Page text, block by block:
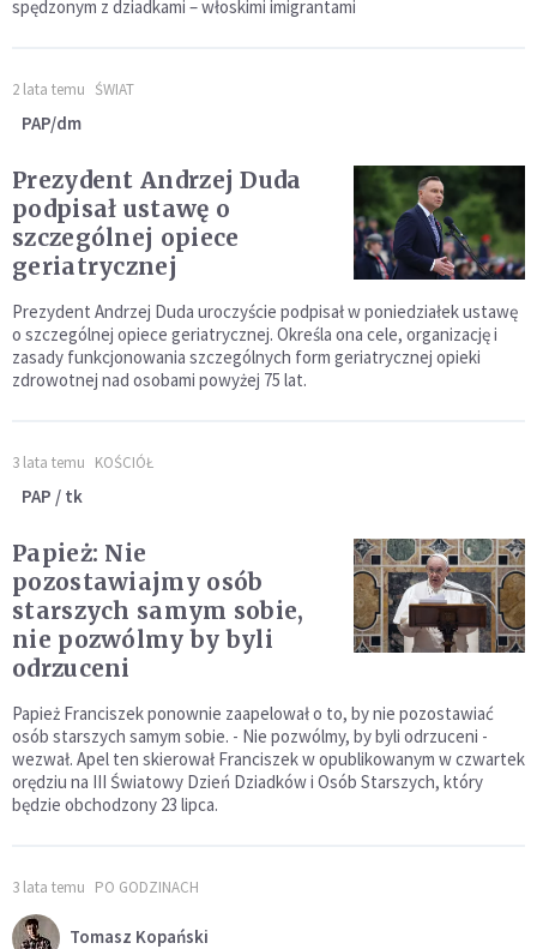
spędzonym z dziadkami – włoskimi imigrantami
2 lata temu ŚWIAT
PAP/dm
Prezydent Andrzej Duda
podpisał ustawę o
szczególnej opiece
geriatrycznej
Prezydent Andrzej Duda uroczyście podpisał w poniedziałek ustawę
o szczególnej opiece geriatrycznej. Określa ona cele, organizację i
zasady funkcjonowania szczególnych form geriatrycznej opieki
zdrowotnej nad osobami powyżej 75 lat.
3 lata temu KOŚCIÓŁ
PAP / tk
Papież: Nie
pozostawiajmy osób
starszych samym sobie,
nie pozwólmy by byli
odrzuceni
Papież Franciszek ponownie zaapelował o to, by nie pozostawiać
osób starszych samym sobie. - Nie pozwólmy, by byli odrzuceni -
wezwał. Apel ten skierował Franciszek w opublikowanym w czwartek
orędziu na III Światowy Dzień Dziadków i Osób Starszych, który
będzie obchodzony 23 lipca.
3 lata temu PO GODZINACH
Tomasz Kopański